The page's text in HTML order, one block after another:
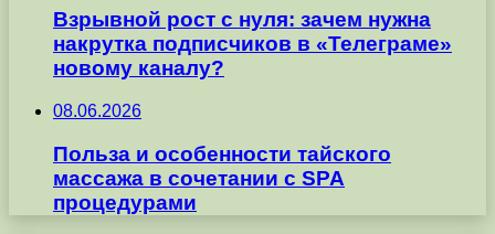
Взрывной рост с нуля: зачем нужна
накрутка подписчиков в «Телеграме»
новому каналу?
08.06.2026
Польза и особенности тайского
массажа в сочетании с SPA
процедурами